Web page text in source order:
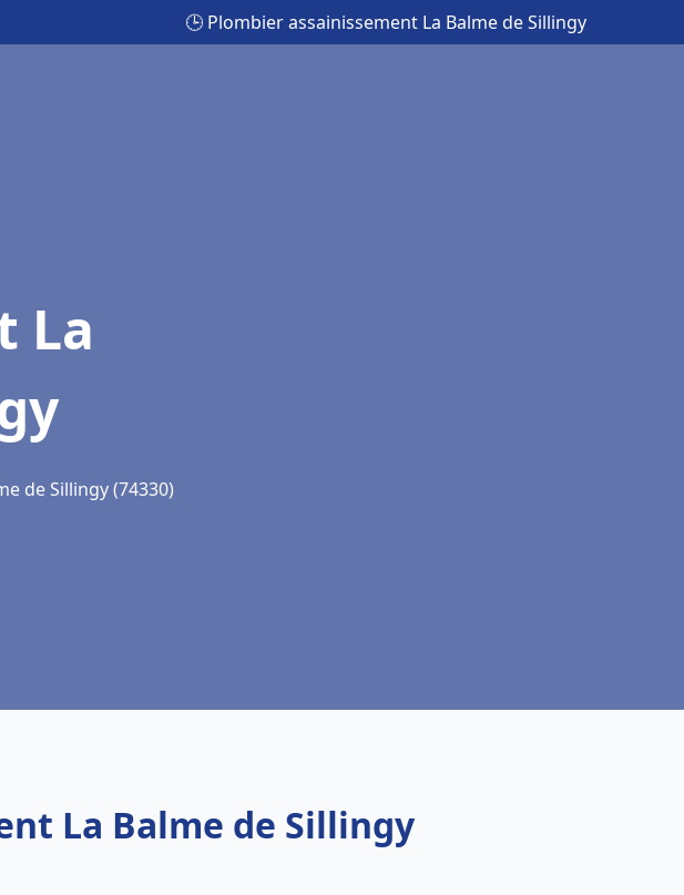
🕒 Plombier assainissement La Balme de Sillingy
La
de Sillingy (74330)
La Balme de Sillingy